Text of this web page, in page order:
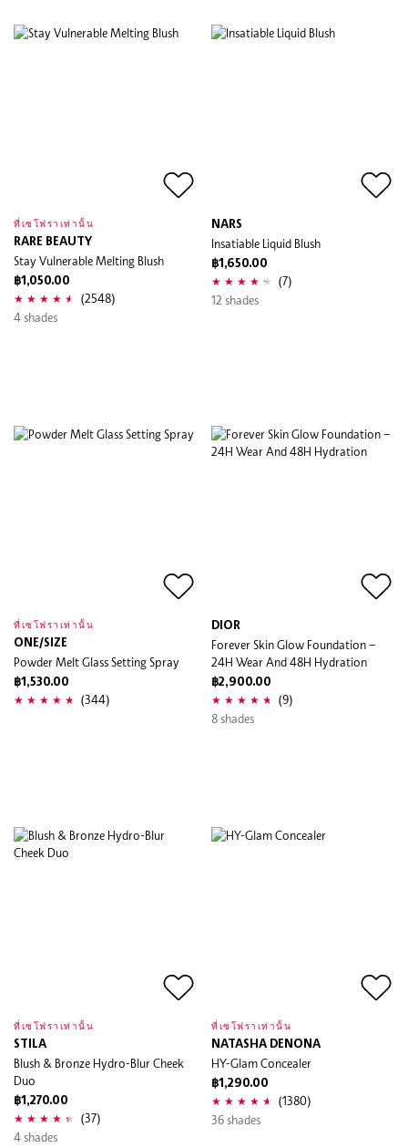
ที่เซโฟราเท่านั้น
RARE BEAUTY
Stay Vulnerable Melting Blush
฿1,050.00
(2548)
4 shades
NARS
Insatiable Liquid Blush
฿1,650.00
(7)
12 shades
ที่เซโฟราเท่านั้น
ONE/SIZE
Powder Melt Glass Setting Spray
฿1,530.00
(344)
DIOR
Forever Skin Glow Foundation –
24H Wear And 48H Hydration
฿2,900.00
(9)
8 shades
ที่เซโฟราเท่านั้น
STILA
Blush & Bronze Hydro-Blur Cheek
Duo
฿1,270.00
(37)
4 shades
ที่เซโฟราเท่านั้น
NATASHA DENONA
HY-Glam Concealer
฿1,290.00
(1380)
36 shades